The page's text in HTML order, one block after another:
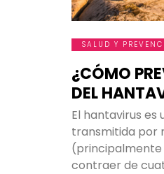
SALUD Y
¿CÓMO
DEL
El hantavirus
transmitida por
(principalmente
contraer de